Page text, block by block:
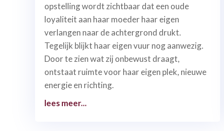
opstelling wordt zichtbaar dat een oude
loyaliteit aan haar moeder haar eigen
verlangen naar de achtergrond drukt.
Tegelijk blijkt haar eigen vuur nog aanwezig.
Door te zien wat zij onbewust draagt,
ontstaat ruimte voor haar eigen plek, nieuwe
energie en richting.
lees meer...